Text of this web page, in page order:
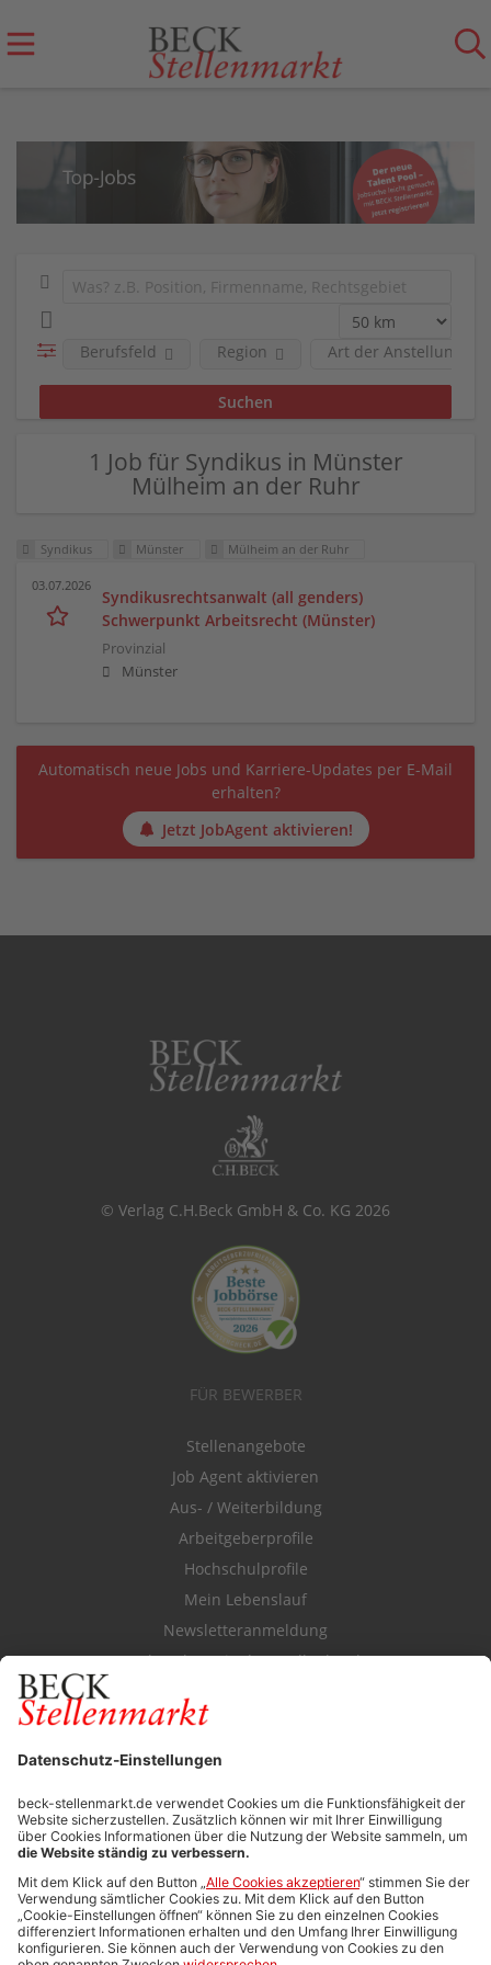
Berufsfeld Region Art der Anstellung
1 Job für Syndikus in Münster
Mülheim an der Ruhr
Syndikus Münster Mülheim an der Ruhr
03.07.2026
Syndikusrechtsanwalt (all genders)
Schwerpunkt Arbeitsrecht (Münster)
Provinzial
Münster
Automatisch neue Jobs und Karriere-Updates per E-Mail
erhalten?
Jetzt JobAgent aktivieren!
© Verlag C.H.Beck GmbH & Co. KG 2026
FÜR BEWERBER
Stellenangebote
Job Agent aktivieren
Aus- / Weiterbildung
Arbeitgeberprofile
Hochschulprofile
Mein Lebenslauf
Newsletteranmeldung
Durchsuchen Sie den Stellenkatalog
FÜR ARBEITGEBER
Stellenmarktpreise
Anzeigen-AGB
Media-Daten
Newsletteranmeldung
Produktübersicht
ALLGEMEIN